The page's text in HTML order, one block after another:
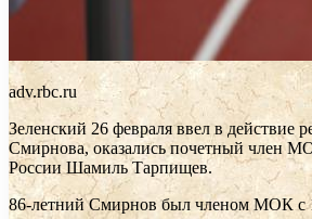
adv.rbc.ru
Зеленский 26 февраля ввел в
Смирнова, оказались почетный член
России Шамиль Тарпищев.
86-летний Смирнов был членом МОК с